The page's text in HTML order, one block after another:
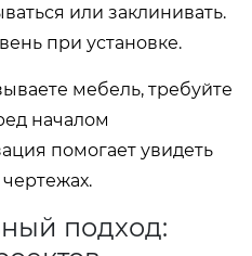
или заклинивать.
при установке.
мебель, требуйте
началом
помогает увидеть
подход: